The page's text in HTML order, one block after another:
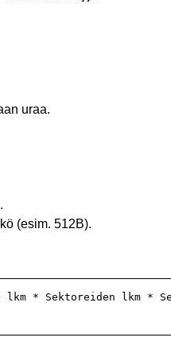
uraa.
(esim. 512B).
* Sektoreiden lkm *